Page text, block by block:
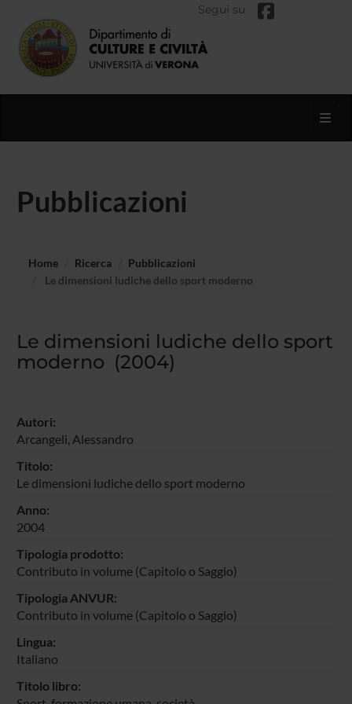
Segui su
Pubblicazioni
Home Ricerca
Pubblicazioni
Le dimensioni ludiche dello sport moderno
Le dimensioni ludiche dello sport
moderno (2004)
Autori:
Arcangeli, Alessandro
Titolo:
Le dimensioni ludiche dello sport moderno
Anno:
2004
Tipologia prodotto:
Contributo in volume (Capitolo o Saggio)
Tipologia ANVUR:
Contributo in volume (Capitolo o Saggio)
Lingua:
Italiano
Titolo libro: